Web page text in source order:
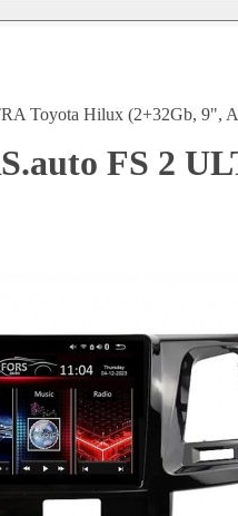
Toyota Hilux (2+32Gb, 9",
FS 2